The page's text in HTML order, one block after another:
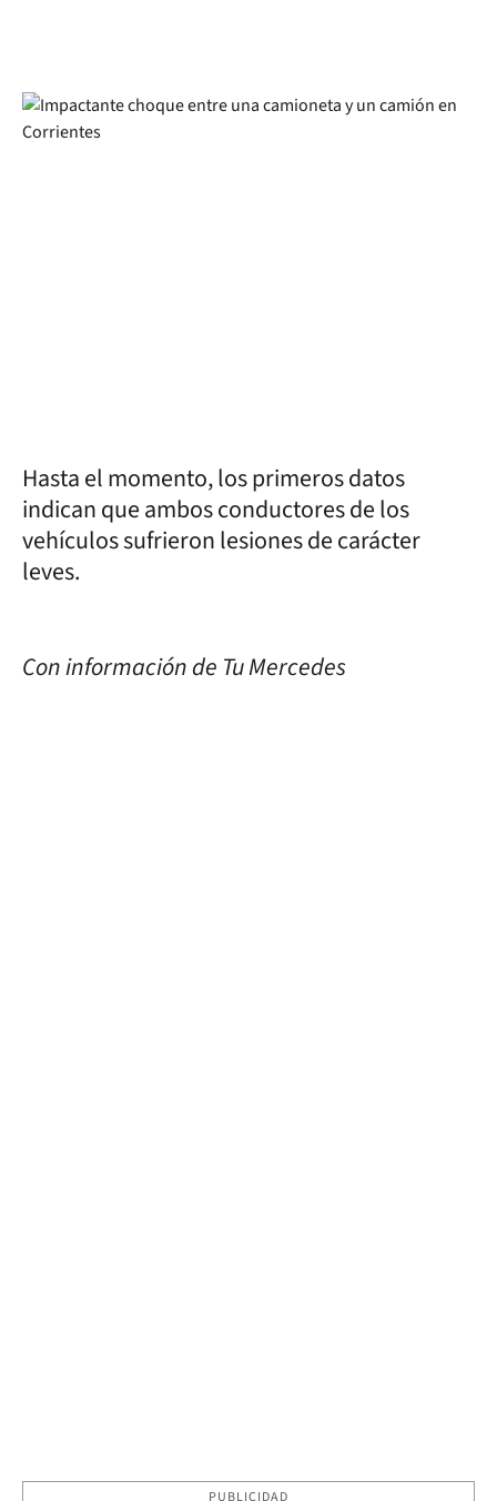
Hasta el momento, los primeros datos
indican que ambos conductores de los
vehículos sufrieron lesiones de carácter
leves.
Con información de Tu Mercedes